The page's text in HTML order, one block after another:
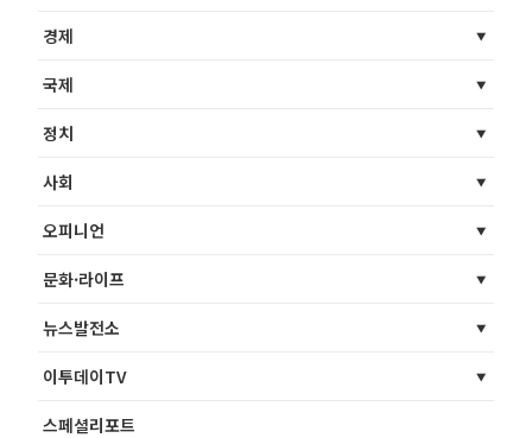
경제
국제
정치
사회
오피니언
문화·라이프
뉴스발전소
이투데이TV
스페셜리포트